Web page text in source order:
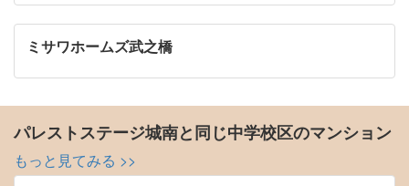
ミサワホームズ武之橋
パレストステージ城南と同じ中学校区のマンション
もっと見てみる >>